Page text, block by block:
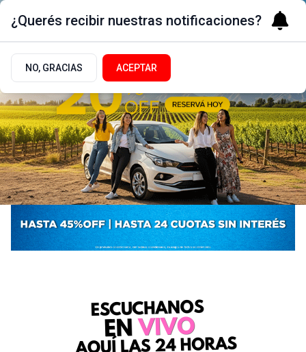
¿Querés recibir nuestras notificaciones?
NO, GRACIAS ACEPTAR